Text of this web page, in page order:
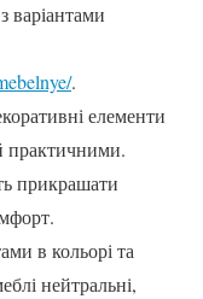
варіантами
.
елементи
практичними.
прикрашати
в кольорі та
нейтральні,